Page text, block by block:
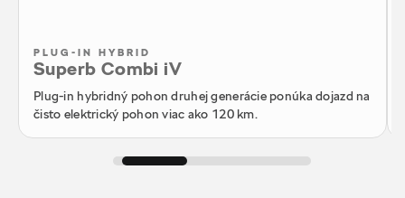
PLUG-IN HYBRID
Superb Combi iV
Plug-in hybridný pohon druhej generácie ponúka dojazd na
čisto elektrický pohon viac ako 120 km.